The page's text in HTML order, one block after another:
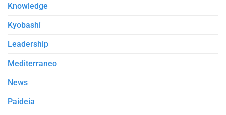
Knowledge
Kyobashi
Leadership
Mediterraneo
News
Paideia